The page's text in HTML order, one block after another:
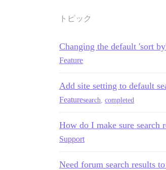
トピック
Changing the default 'sort
Feature
Add site setting to default
Featuresearch completed
How do I make sure search
Support
Need forum search results